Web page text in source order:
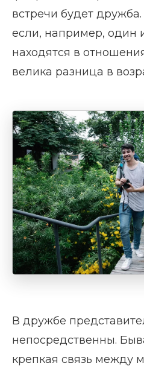
встречи будет
если, например, один
находятся в
велика разница в
В дружбе
непосредственны.
крепкая связь между